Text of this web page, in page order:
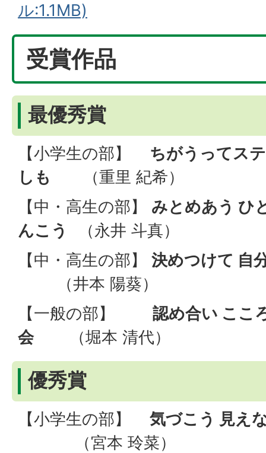
ル:1.1MB)
受賞作品
最優秀賞
【小学生の部】 ちがうってス
しも
（重里 紀希）
【中・高生の部】 みとめあう ひ
んこう
（永井 斗真）
【中・高生の部】 決めつけて
（井本 陽葵）
【一般の部】 認め合い ここ
会
（堀本 清代）
優秀賞
【小学生の部】 気づこう 見え
（宮本 玲菜）